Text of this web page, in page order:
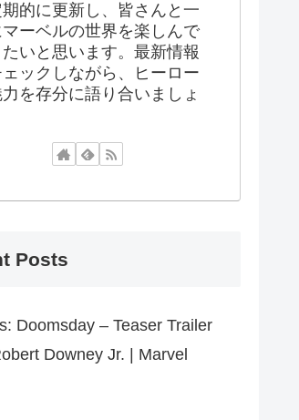
期的に更新し、皆さんと一
ーベルの世界を楽しんで
いと思います。最新情報
ェックしながら、ヒーロー
を存分に語り合いましょ
Posts
Doomsday – Teaser Trailer
Downey Jr. | Marvel